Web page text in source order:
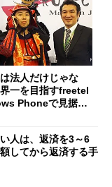
は法人だけじゃな
一を目指すfreetel
Phoneで見据え
人は、返済を3～6
してから返済する手